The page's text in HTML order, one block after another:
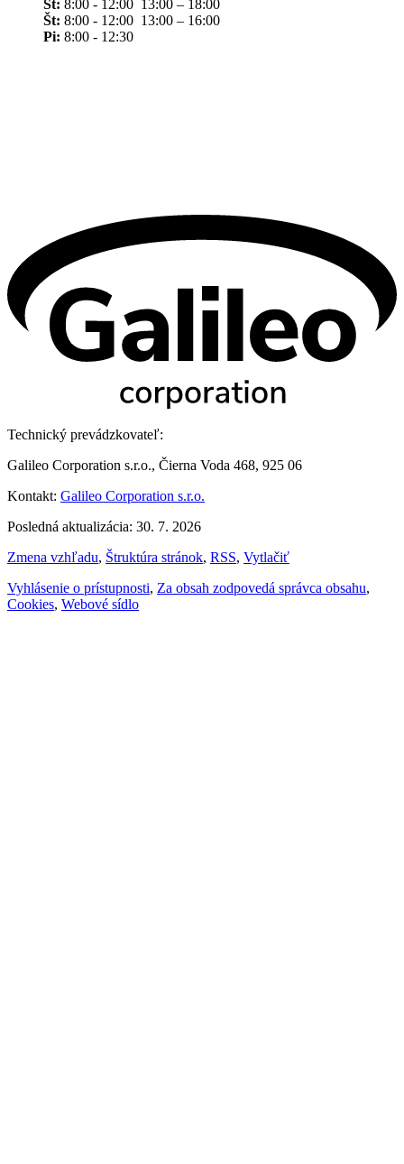
St: 8:00 - 12:00 13:00 – 18:00
Št: 8:00 - 12:00 13:00 – 16:00
Pi: 8:00 - 12:30
Technický prevádzkovateľ:
Galileo Corporation s.r.o., Čierna Voda 468, 925 06
Kontakt: Galileo Corporation s.r.o.
Posledná aktualizácia: 30. 7. 2026
Zmena vzhľadu, Štruktúra stránok, RSS, Vytlačiť
Vyhlásenie o prístupnosti, Za obsah zodpovedá správca obsahu,
Cookies, Webové sídlo